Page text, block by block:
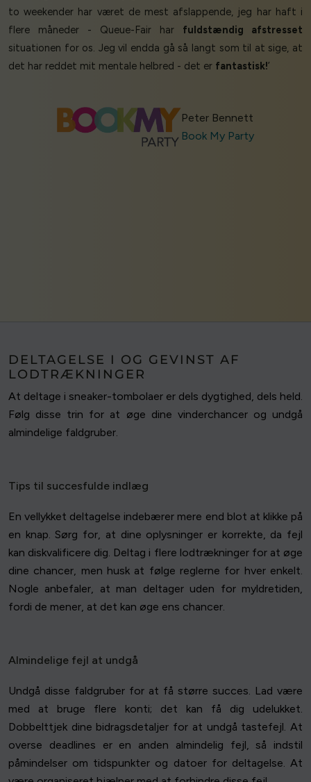
to weekender har været de mest afslappende, jeg har haft i
flere måneder - Queue-Fair har fuldstændig afstresset
situationen for os. Jeg vil endda gå så langt som til at sige, at
det har reddet mit mentale helbred - det er fantastisk!’
Peter Bennett
Book My Party
DELTAGELSE I OG GEVINST AF
LODTRÆKNINGER
At deltage i sneaker-tombolaer er dels dygtighed, dels held.
Følg disse trin for at øge dine vinderchancer og undgå
almindelige faldgruber.
Tips til succesfulde indlæg
En vellykket deltagelse indebærer mere end blot at klikke på
en knap. Sørg for, at dine oplysninger er korrekte, da fejl
kan diskvalificere dig. Deltag i flere lodtrækninger for at øge
dine chancer, men husk at følge reglerne for hver enkelt.
Nogle anbefaler, at man deltager uden for myldretiden,
fordi de mener, at det kan øge ens chancer.
Almindelige fejl at undgå
Undgå disse faldgruber for at få større succes. Lad være
med at bruge flere konti; det kan få dig udelukket.
Dobbelttjek dine bidragsdetaljer for at undgå tastefejl. At
overse deadlines er en anden almindelig fejl, så indstil
påmindelser om tidspunkter og datoer for deltagelse. At